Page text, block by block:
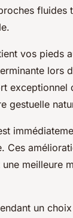
fluides
vos pieds
lors
exceptionnel
gestuelle
Ces
meilleure
un